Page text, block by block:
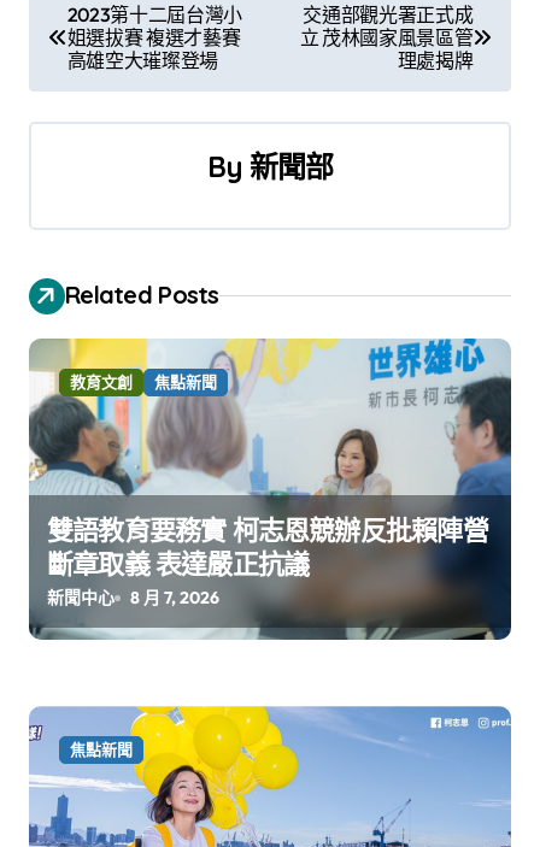
章
導
2023第十二屆台灣小
姐選拔賽 複選才藝賽
高雄空大璀璨登場
交通部觀光署正式成
立 茂林國家風景區管
理處揭牌
By 新聞部
Related Posts
教育文創 焦點新聞
雙語教育要務實 柯志恩競辦反批賴陣營
斷章取義 表達嚴正抗議
新聞中心 8 月 7, 2026
焦點新聞